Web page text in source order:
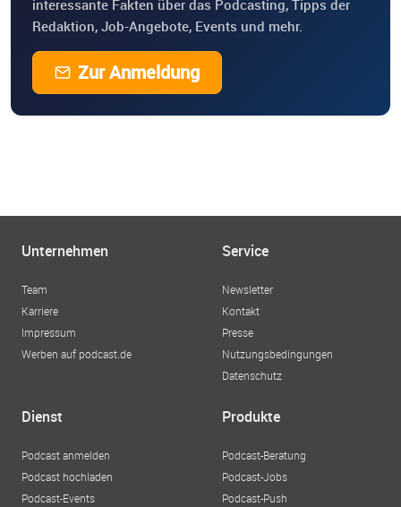
interessante Fakten über das Podcasting, Tipps der
Redaktion, Job-Angebote, Events und mehr.
Zur Anmeldung
Unternehmen
Team
Karriere
Impressum
Werben auf podcast.de
Service
Newsletter
Kontakt
Presse
Nutzungsbedingungen
Datenschutz
Dienst
Podcast anmelden
Podcast hochladen
Podcast-Events
Produkte
Podcast-Beratung
Podcast-Jobs
Podcast-Push